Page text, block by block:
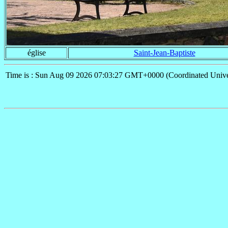
église Saint-Jean-Baptiste
Time is : Sun Aug 09 2026 07:03:27 GMT+0000 (Coordinated